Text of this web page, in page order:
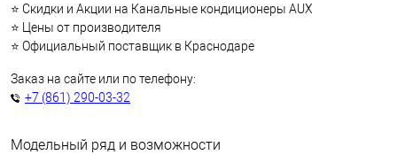
⭐ Скидки и Акции на Канальные кондиционеры AUX
⭐ Цены от производителя
⭐ Официальный поставщик в Краснодаре
Заказ на сайте или по телефону:
+7 (861) 290-03-32
Модельный ряд и возможности